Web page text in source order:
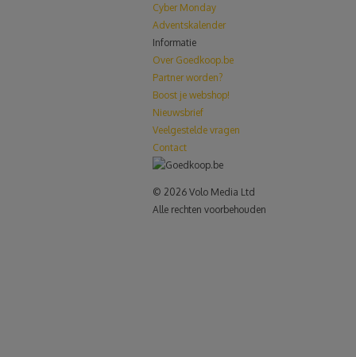
Cyber Monday
Adventskalender
Informatie
Over Goedkoop.be
Partner worden?
Boost je webshop!
Nieuwsbrief
Veelgestelde vragen
Contact
© 2026 Volo Media Ltd
Alle rechten voorbehouden